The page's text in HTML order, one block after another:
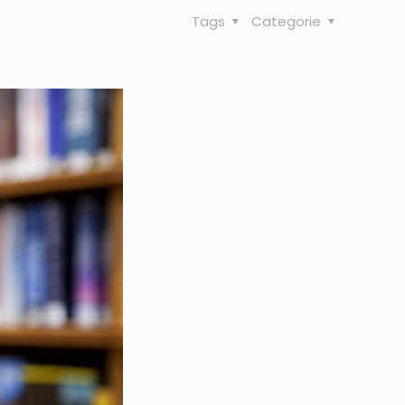
Categorie
Tags